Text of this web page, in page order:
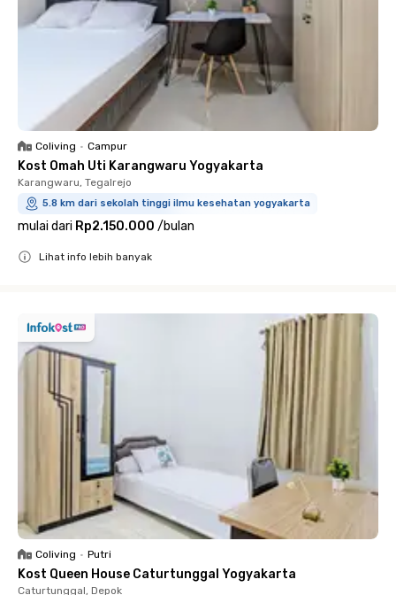
Coliving • Campur
Kost Omah Uti Karangwaru Yogyakarta
Karangwaru, Tegalrejo
5.8 km dari sekolah tinggi ilmu kesehatan yogyakarta
mulai dari Rp2.150.000 /bulan
Lihat info lebih banyak
Coliving • Putri
Kost Queen House Caturtunggal Yogyakarta
Caturtunggal, Depok